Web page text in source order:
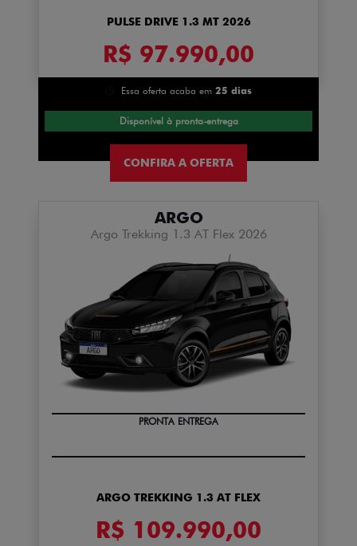
PULSE DRIVE 1.3 MT 2026
R$ 97.990,00
Essa oferta acaba em 25 dias
Disponível à pronta-entrega
CONFIRA A OFERTA
ARGO
Argo Trekking 1.3 AT Flex 2026
PRONTA ENTREGA
ARGO TREKKING 1.3 AT FLEX
R$ 109.990,00